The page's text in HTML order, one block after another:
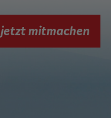
jetzt mitmachen